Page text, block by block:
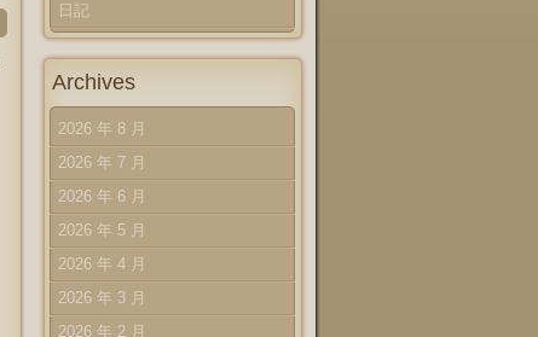
日記
Archives
2026 年 8 月
2026 年 7 月
2026 年 6 月
2026 年 5 月
2026 年 4 月
2026 年 3 月
2026 年 2 月